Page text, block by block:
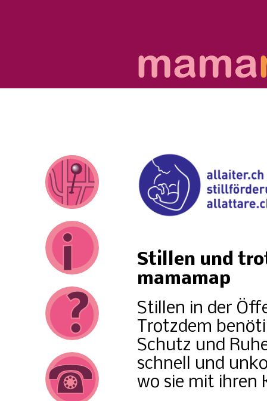
Stillen und
mamamap
Stillen in der
Trotzdem
Schutz und
schnell und
wo sie mit ihren